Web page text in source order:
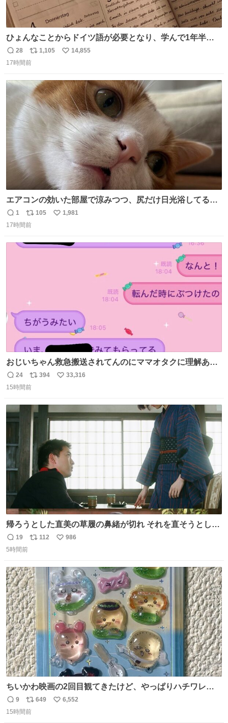
ひょんなことからドイツ語が必要となり、学んで1年半に
なる。 ちなみに最初の半年で『必携ドイツ文法総まとめ』
と『重要単語4000』を数十周して丸暗記した。読み書きに
Geminiの添削もエラーの指摘は激減し、上級の表現を教え
てもらう今日この頃。
返
信
28
リ
ポ
ト
数
1,105
い
数
14,855
17時間前
エアコンの効いた部屋で涼みつつ、尻だけ日光浴してる猫
もはや貴族じゃん！
返
信
1
リ
ポ
ト
105
い
数
1,981
17時間前
おじいちゃん救急搬送されてんのにママオタクに理解あっ
て不謹慎だけどウケる
返
信
24
リ
ポ
ト
数
394
い
数
33,316
15時間前
帰ろうとした直美の草履の鼻緒が切れ それを直そうとした
小川がさらに壊し…… 結果、直美をおんぶして送ることに
なりました。 👇鼻緒はいつも恋のキューピッド？
薫る 上坂樹里 甲斐翔真
返
信
19
リ
ト
数
112
い
数
986
5時間前
ちいかわ映画の2回目観てきたけど、やっぱりハチワレの
「ハモりすごいよッ…」に対するちいかわの「エ゛ッ!?(い
まそんな場合じゃねぇだろお前よぉ)」が面白すぎる。
返
信
9
リ
ポ
649
い
6,552
15時間前